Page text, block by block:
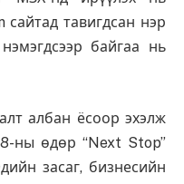
сайтад тавигдсан нэр
байгаа нь
албан ёсоор эхэлж
ны өдөр “Next Stop”
засаг, бизнесийн